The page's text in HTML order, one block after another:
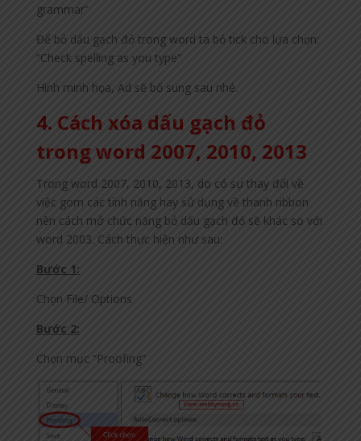
grammar”
Để bỏ dấu gạch đỏ trong word ta bỏ tick cho lựa chọn:
“Check spelling as you type”
Hình minh họa, Ad sẽ bổ sung sau nhé.
4. Cách xóa dấu gạch đỏ
trong word 2007, 2010, 2013
Trong word 2007, 2010, 2013, do có sự thay đổi về
việc gom các tính năng hay sử dụng về thanh ribbon
nên cách mở chức năng bỏ dấu gạch đỏ sẽ khác so với
word 2003. Cách thực hiện như sau:
Bước 1:
Chọn File/ Options
Bước 2:
Chọn mục “Proofing”